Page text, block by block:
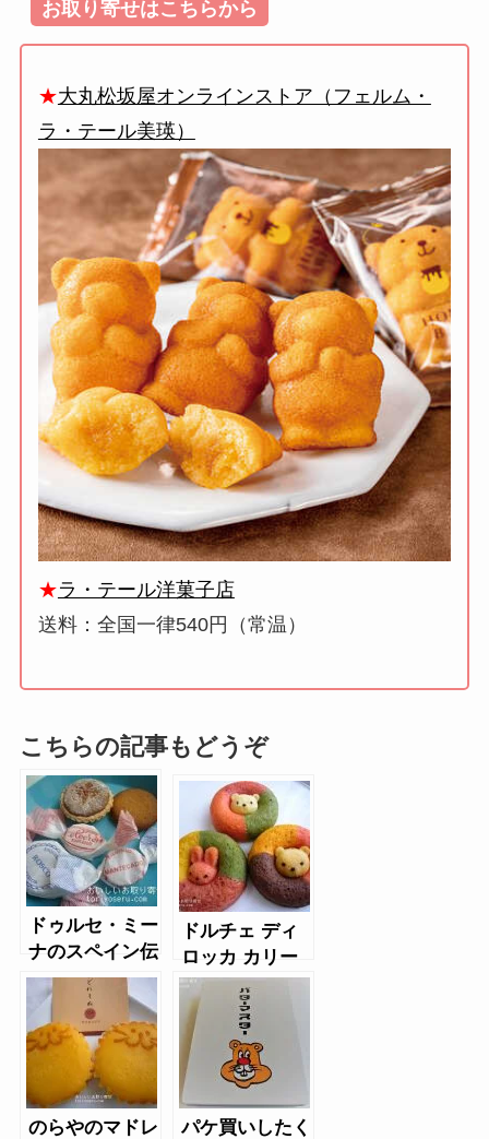
お取り寄せはこちらから
★大丸松坂屋オンラインストア（フェルム・
ラ・テール美瑛）
★ラ・テール洋菓子店
送料：全国一律540円（常温）
こちらの記事もどうぞ
ドゥルセ・ミー
ナのスペイン伝
統焼き菓子
ドルチェ ディ
ロッカ カリー
ノのアニマルド
ーナツ
のらやのマドレ
パケ買いしたく